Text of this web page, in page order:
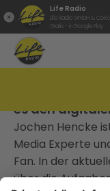
Life Radio
Life Radio GmbH &
Gratis - in Google Play
es den
Jochen Hencke
Media Experte
Fan. In der
über die